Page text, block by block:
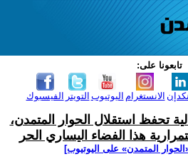
تابعونا على:
الفيسبوك التويتر اليوتيوب الانستغرام
تحفظ استقلال الحوار المتمدن،
هذا الفضاء اليساري الحر
المتمدن» على اليوتيوب]